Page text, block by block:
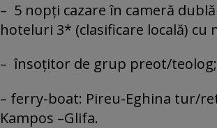
– 5 nopți cazare în cameră
hoteluri 3* (clasificare locală) cu
– însoțitor de grup preot/teolog;
– ferry-boat: Pireu-Eghina tur/
Kampos –Glifa.